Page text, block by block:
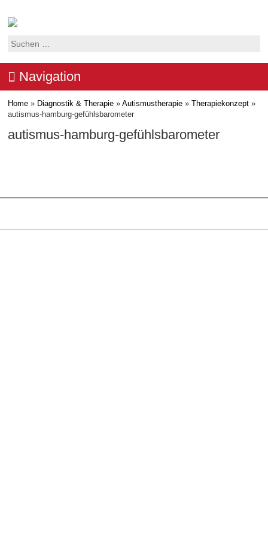
Suchen
Navigation
Home » Diagnostik & Therapie » Autismustherapie » Therapiekonzept »
autismus-hamburg-gefühlsbarometer
autismus-hamburg-gefühlsbarometer